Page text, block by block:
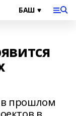
в прошлом